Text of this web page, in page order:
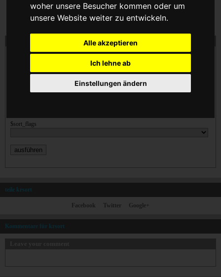
woher unsere Besucher kommen oder um
unsere Website weiter zu entwickeln.
Alle akzeptieren
Ich lehne ab
Einstellungen ändern
$sort_flags
teile krsort
Facebook Twitter Google+
Kommentare für krsort